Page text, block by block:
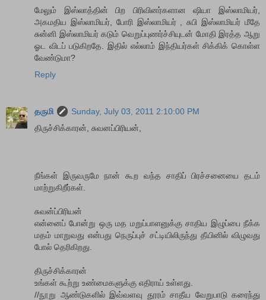
மேலும் இஸ்லாத்தின் பிற பிரிவினர்களான ஷியா இஸ்லாமியர்,
அகமதிய இஸ்லாமியர், போரி இஸ்லாமியர் , சுபி இஸ்லாமியர் மீதே
சுன்னி இஸ்லாமியர் கடும் வெறுப்புணர்ச்சியுடன் மோதி இரத்த ஆறு
ஓட விடப் படுகிறதே. இதில் எல்லாம் இந்தியர்கள் சிக்கிக் கொள்ள
வேண்டுமா?
Reply
தருமி
Sunday, July 03, 2011 2:10:00 PM
திருச்சிக்காரன், சுவனப்பிரியன்,
நீங்கள் இருவருமே நான் கூற வந்த சாதிப் பிரச்சனையை தடம்
மாற்றுகிறீர்கள்.
சுவன்ப்பிரியன்
என்னைப் போன்று ஒரு மத மறுப்பாளனுக்கு சாதிய இழுப்பை நீக்க
மதம் மாறுவது என்பது நெருப்புச் சட்டியிலிருந்து தீயினில் விழுவது
போல் தெரிகிறது.
திருச்சிக்காரன்
உங்கள் கூற்று உண்மைகளுக்கு எதிராய் உள்ளது.
//நூறு ஆண்டுகளில் இவ்வளவு தூரம் சாதீய வேறுபாடு கரைந்து